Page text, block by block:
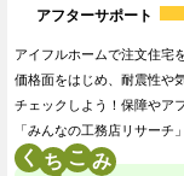
アフターサポート
アイフルホームで注文住宅
価格面をはじめ、耐震性や
チェックしよう！保障やア
「みんなの工務店リサーチ
く こ